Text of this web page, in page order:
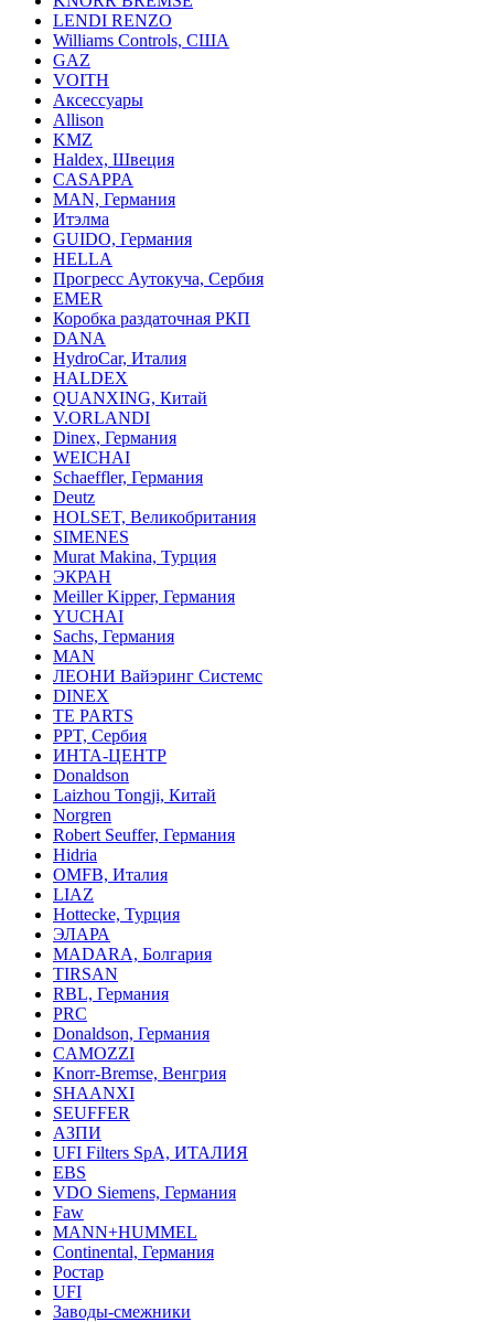
LENDI RENZO
Williams Controls, США
GAZ
VOITH
Аксессуары
Allison
KMZ
Haldex, Швеция
CASAPPA
MAN, Германия
Итэлма
GUIDO, Германия
HELLA
Прогресс Аутокуча, Сербия
EMER
Коробка раздаточная РКП
DANA
HydroCar, Италия
HALDEX
QUANXING, Китай
V.ORLANDI
Dinex, Германия
WEICHAI
Schaeffler, Германия
Deutz
HOLSET, Великобритания
SIMENES
Murat Makina, Турция
ЭКРАН
Meiller Kipper, Германия
YUCHAI
Sachs, Германия
MAN
ЛЕОНИ Вайэринг Системс
DINEX
TE PARTS
PPT, Сербия
ИНТА-ЦЕНТР
Donaldson
Laizhou Tongji, Китай
Norgren
Robert Seuffer, Германия
Hidria
OMFB, Италия
LIAZ
Hottecke, Турция
ЭЛАРА
MADARA, Болгария
TIRSAN
RBL, Германия
PRC
Donaldson, Германия
CAMOZZI
Knorr-Bremse, Венгрия
SHAANXI
SEUFFER
АЗПИ
UFI Filters SpA, ИТАЛИЯ
EBS
VDO Siemens, Германия
Faw
MANN+HUMMEL
Continental, Германия
Ростар
UFI
Заводы-смежники